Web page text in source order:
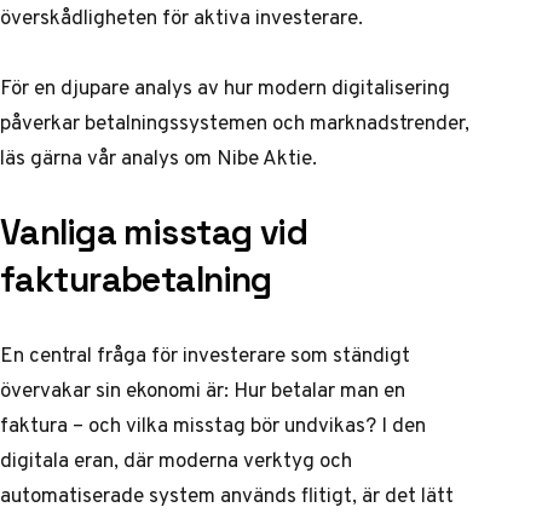
överskådligheten för aktiva investerare.
För en djupare analys av hur modern digitalisering
påverkar betalningssystemen och marknadstrender,
läs gärna våranalys om Nibe Aktie.
Vanliga misstag vid
fakturabetalning
En central fråga för investerare som ständigt
övervakar sin ekonomi är: Hur betalar man en
faktura – och vilka misstag bör undvikas? I den
digitala eran, där moderna verktyg och
automatiserade system används flitigt, är det lätt